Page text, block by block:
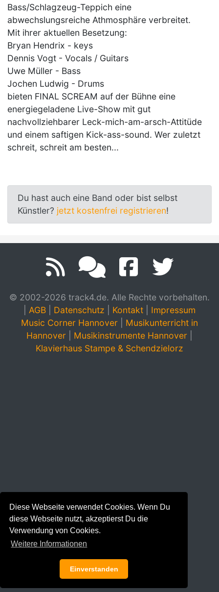
Diese Webseite verwendet Cookies. Wenn Du
diese Webseite nutzt, akzeptierst Du die
Verwendung von Cookies.
Weitere Informationen
Einverstanden
Bass/Schlagzeug-Teppich eine
abwechslungsreiche Athmosphäre verbreitet.
Mit ihrer aktuellen Besetzung:
Bryan Hendrix - keys
Dennis Vogt - Vocals / Guitars
Uwe Müller - Bass
Jochen Ludwig - Drums
bieten FINAL SCREAM auf der Bühne eine
energiegeladene Live-Show mit gut
nachvollziehbarer Leck-mich-am-arsch-Attitüde
und einem saftigen Kick-ass-sound. Wer zuletzt
schreit, schreit am besten...
Du hast auch eine Band oder bist selbst
Künstler? jetzt kostenfrei registrieren!
© 2002-2026 track4.de. Alle Rechte vorbehalten.
AGB Datenschutz Kontakt
Impressum
Music Corner Hannover
Musikunterricht in
Hannover
Musikinstrumente Hannover
Klavierhaus Stampe & Schendzielorz